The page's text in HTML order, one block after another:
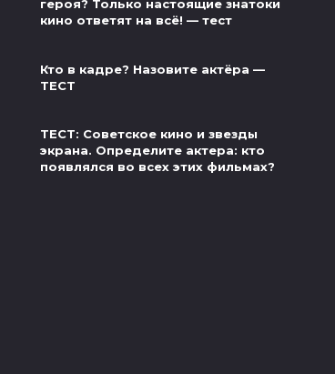
героя? Только настоящие знатоки
кино ответят на всё! — тест
Кто в кадре? Назовите актёра —
ТЕСТ
ТЕСТ: Советское кино и звезды
экрана. Определите актера: кто
появлялся во всех этих фильмах?